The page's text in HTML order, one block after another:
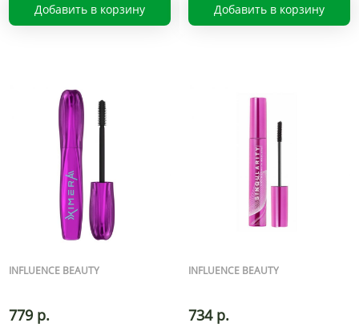
Добавить в корзину Добавить в корзину
INFLUENCE BEAUTY
779 р.
INFLUENCE BEAUTY
734 р.